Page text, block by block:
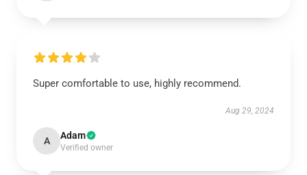
Super comfortable to use, highly recommend.
Aug 29, 2024
A Adam
Verified owner